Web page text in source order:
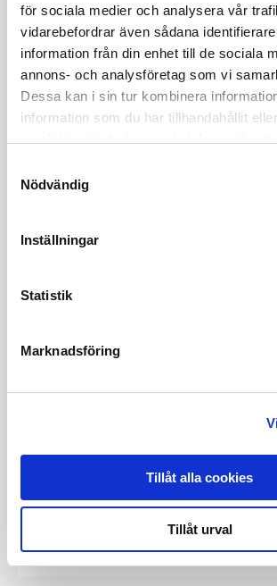
för sociala medier och analysera vår
vidarebefordrar även sådana
information från din enhet till de sociala
annons- och analysföretag som vi
Dessa kan i sin tur kombinera
information som du har tillhandahållit
Nödvändig
Inställningar
Statistik
Marknadsföring
Tillåt alla cookies
Tillåt urval
Mitt namn är Sofia Edvardsen och jag är
juristbyrån Sharp Cookie Advisors och är
affärsjurist inom internetjuridik &
anlita mig och mitt team? Du når oss på 08
och info(a)sharpcookie.se
Affärs-, tech- och
Alla tidigare inlägg